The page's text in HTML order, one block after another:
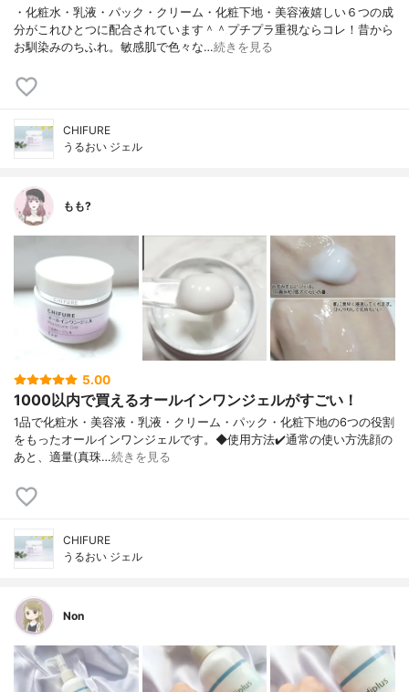
・化粧水・乳液・パック・クリーム・化粧下地・美容液嬉しい６つの成
分がこれひとつに配合されています＾＾プチプラ重視ならコレ！昔から
お馴染みのちふれ。敏感肌で色々な…続きを見る
CHIFURE
うるおい ジェル
もも?
5.00
1000以内で買えるオールインワンジェルがすごい！
1品で化粧水・美容液・乳液・クリーム・ パック・化粧下地の6つの役割
をもったオ ールインワンジェルです。 ◆使用方法 ✔️通常の使い方 洗顔の
あと、適量(真珠…続きを見る
CHIFURE
うるおい ジェル
Non